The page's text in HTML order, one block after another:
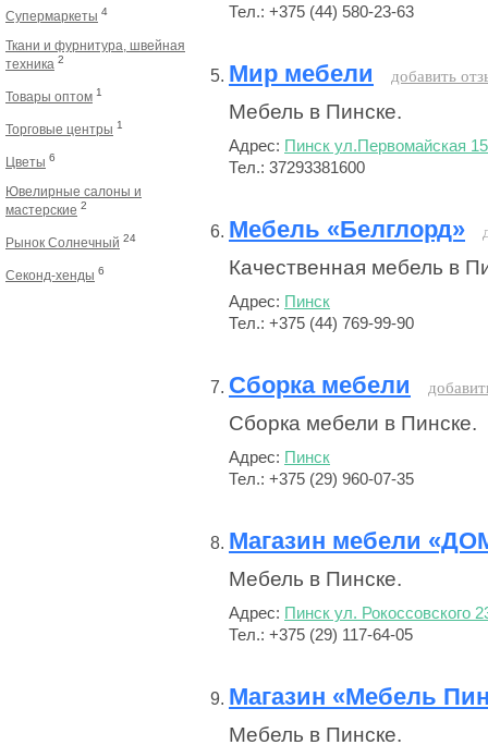
Супермаркеты 4
Ткани и фурнитура, швейная
техника 2
Товары оптом 1
Торговые центры 1
Цветы 6
Ювелирные салоны и
мастерские 2
Рынок Солнечный 24
Секонд-хенды 6
Тел.: +375 (44) 580-23-63
Мир мебели добавить
Мебель в Пинске.
Адрес: Пинск ул.Первомайская
Тел.: 37293381600
Мебель «Белглорд»
Качественная мебель в
Адрес: Пинск
Тел.: +375 (44) 769-99-90
Сборка мебели
Сборка мебели в Пинске.
Адрес: Пинск
Тел.: +375 (29) 960-07-35
Магазин мебели
Мебель в Пинске.
Адрес: Пинск ул. Рокоссовского
Тел.: +375 (29) 117-64-05
Магазин «Мебель
Мебель в Пинске.